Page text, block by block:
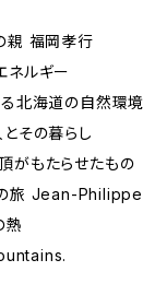
親 福岡孝行
ネルギー
る北海道の自然環
その暮らし
がもたらせたもの
の旅 Jean-
熱